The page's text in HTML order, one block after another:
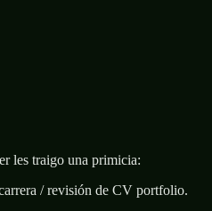
les traigo una primicia:
/ revisión de CV portfolio.